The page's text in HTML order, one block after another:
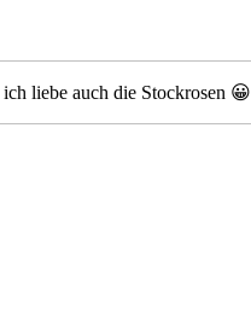
liebe auch die Stockrosen 😀